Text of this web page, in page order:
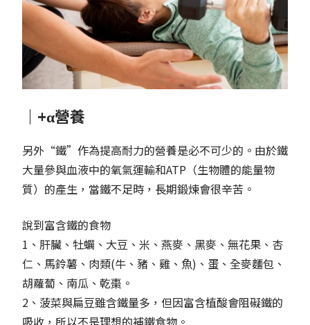
｜+α營養
另外“鐵”作為提高耐力的營養是必不可少的。由於鐵
大量參與血液中的氧氣運輸和ATP（生物體的能量物
質）的產生，當鐵不足時，長期鍛煉會很辛苦。
說到富含鐵的食物
1、肝臟、牡蠣、大豆、米、燕麥、黑麥、無花果、杏
仁、馬鈴薯、肉類(牛、豬、雞、魚)、蛋、全麥麵包、
胡蘿蔔、南瓜、乾棗。
2、菠菜與扁豆雖含鐵量多，但因富含植酸會阻礙鐵的
吸收，所以不是理想的補鐵食物。